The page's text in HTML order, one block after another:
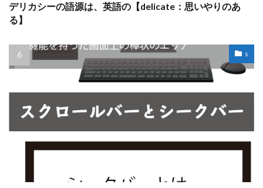
デリカシーの語源は、英語の【delicate：思いやりのあ
る】
s